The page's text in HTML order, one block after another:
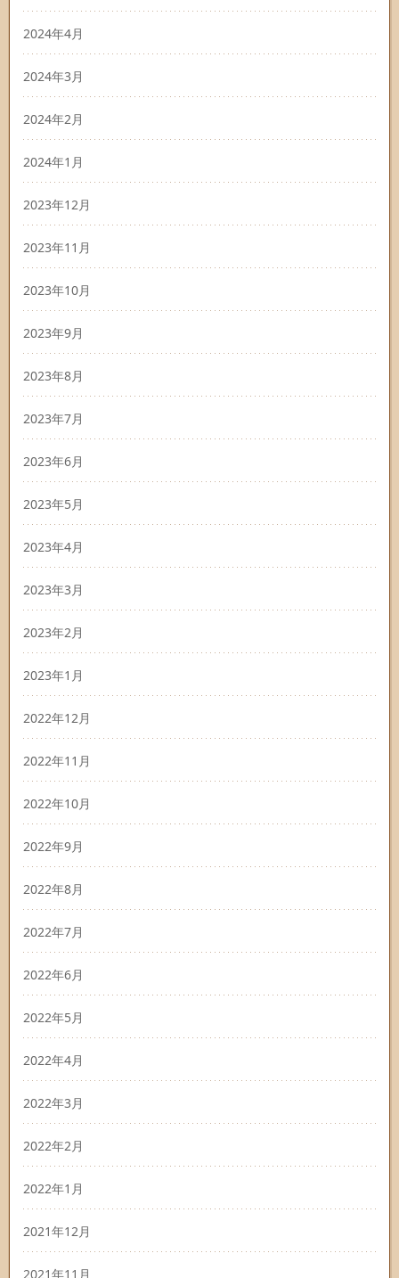
2024年4月
2024年3月
2024年2月
2024年1月
2023年12月
2023年11月
2023年10月
2023年9月
2023年8月
2023年7月
2023年6月
2023年5月
2023年4月
2023年3月
2023年2月
2023年1月
2022年12月
2022年11月
2022年10月
2022年9月
2022年8月
2022年7月
2022年6月
2022年5月
2022年4月
2022年3月
2022年2月
2022年1月
2021年12月
2021年11月